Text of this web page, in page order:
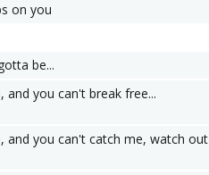
on you
be...
and you can't break free...
and you can't catch me, watch out